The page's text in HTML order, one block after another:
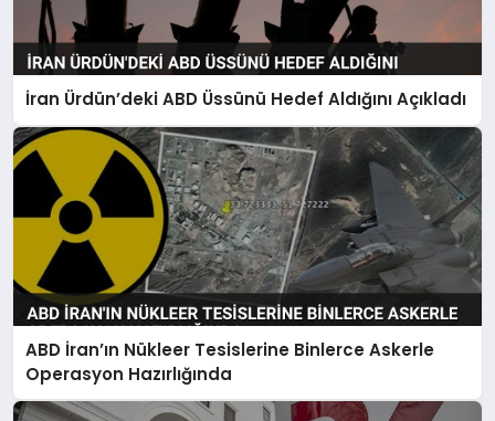
İran Ürdün’deki ABD Üssünü Hedef Aldığını Açıkladı
ABD İran’ın Nükleer Tesislerine Binlerce Askerle
Operasyon Hazırlığında